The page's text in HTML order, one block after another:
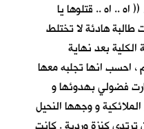
.. اه .. قتلوها يا
هادئة لا تختلط
بعد نهاية
، احسب انها تجلبه معها
فضولي بهدوئها و
و وجهها النحيل